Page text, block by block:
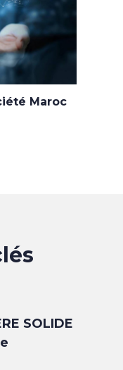
Maroc
SOLIDE